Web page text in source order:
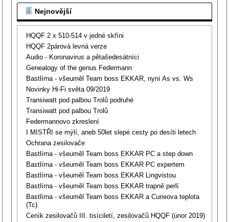
Nejnovější
HQQF 2 x 510-514 v jedné skříni
HQQF 2párová levná verze
Audio - Koronavirus a pětašedesátníci
Genealogy of the genus Federmann
Bastlírna - všeuměl Team boss EKKAR, nyní As vs. Ws
Novinky Hi-Fi světa 09/2019
Transiwatt pod palbou Trolů podruhé
Transiwatt pod palbou Trolů
Federmannovo zkreslení
I MISTŘI se mýlí, aneb 50let slepé cesty po desíti letech
Ochrana zesilovače
Bastlírna - všeuměl Team boss EKKAR PC a step down
Bastlírna - všeuměl Team boss EKKAR PC expertem
Bastlírna - všeuměl Team boss EKKAR Lingvistou
Bastlírna - všeuměl Team boss EKKAR trapně perlí
Bastlírna - všeuměl Team boss EKKAR a Curieova teplota
(Tc)
Ceník zesilovačů III. tisíciletí, zesilovačů HQQF (únor 2019)